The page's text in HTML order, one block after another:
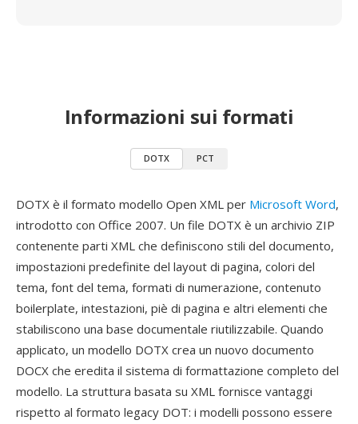
Informazioni sui formati
DOTX PCT
DOTX è il formato modello Open XML per Microsoft Word,
introdotto con Office 2007. Un file DOTX è un archivio ZIP
contenente parti XML che definiscono stili del documento,
impostazioni predefinite del layout di pagina, colori del
tema, font del tema, formati di numerazione, contenuto
boilerplate, intestazioni, piè di pagina e altri elementi che
stabiliscono una base documentale riutilizzabile. Quando
applicato, un modello DOTX crea un nuovo documento
DOCX che eredita il sistema di formattazione completo del
modello. La struttura basata su XML fornisce vantaggi
rispetto al formato legacy DOT: i modelli possono essere